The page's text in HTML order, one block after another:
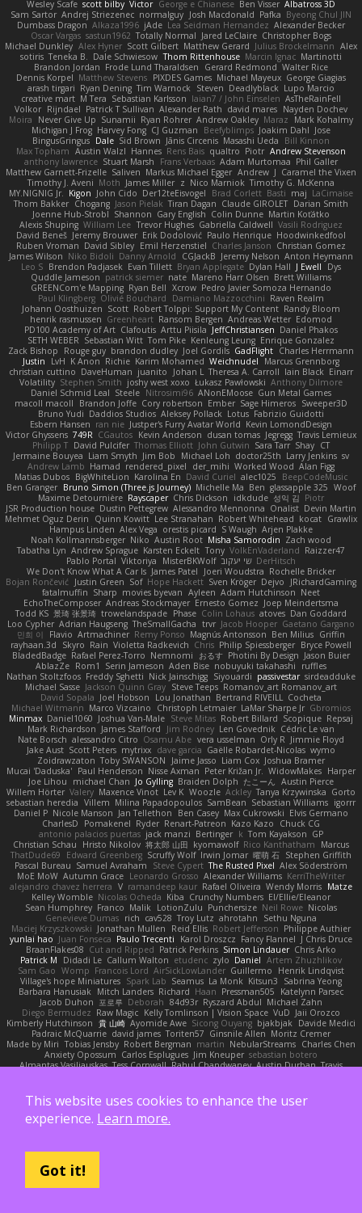
Wesley Scafe scott bilby Victor George e Chianese Ben Visser Albatross 3D
Sam Sartor Andrej Striezenec normalguy Josh Macdonald Pafka Byeong Chul JIN
Dumbass Dragon Alkaza1996 jAde Lea Seidman Hernandez Alexander Becker
Oscar Vargas sastun1962 Totally Normal Jared LeClaire Christopher Bogs
Michael Dunkley Alex Hyner Scott Gilbert Matthew Gerard Julius Brockelmann Alex
sotiris Teneka B. Dale Schwiesow Thom Rittenhouse Marcin Ignac Martinotti
Brandon Jordan Frode Lund Tharaldsen Gerard Redmond Walter Rice
Dennis Korpel Matthew Stevens PIXDES Games Michael Mayeux George Giagias
arash tirgari Ryan Dening Tim Warnock Steven Deadlyblack Lupo Marcio
creative mart M Tera Sebastian Karlsson Iaian7 / John Einselen AsTheRainFell
Volkor Rijndael Patrick T Sullivan Alexander Rath david mares Nayden Dochev
Moira
Never Give Up Sunamii Ryan Rohrer Andrew Oakley Maraz
Mark Kohalmy
Michigan J Frog Harvey Fong CJ Guzman Beefyblimps Joakim Dahl Jose
BingusGringus Dale Sid Brown Jānis Circenis Masashi Ueda
Bill Kinnon
Max Topham Austin Walzl Hannes Rens Bais qualtro Piotr Andrew Stevenson
anthony lawrence Stuart Marsh Frans Verbaas Adam Murtomaa Phil Galler
Matthew Garnett-Frizelle Saliven Markus Michael Egger Andrew J Caramel the Vixen
Timothy J. Aveni Moth James Miller z Nico Marniok Timothy G. McKenna
MY.NIGNIG Jr. Kigon John Cido Der12teEisvogel Brad Corlett Basti maj LaCimaise
Thom Bakker Chogang Jason Pielak Tiran Dagan Claude GIROLET Darian Smith
Joenne Hub-Strobl Shannon Gary English Colin Dunne Martin Koťátko
Alexis Shuping William Lee Trevor Hughes Gabriella Caldwell Vasili Rodriguez
David Beneš Jeremy Brouwer Erik Dodolović Paulo Henrique Hoodwinkedfool
Ruben Vroman David Sibley Emil Herzenstiel Charles Janson Christian Gomez
James Wilson Niko Bidoli Danny Arnold CGJackB Jeremy Nelson Anton Heymann
Leo S Brendon Padjasek Evan Tillett Bryan Applegate Dylan Hall J Ewell
Dys
Quddle Jameson patrick siemer nate Mareno Harr Olsen Brett Williams
GREENCom'e Mapping Ryan Bell Xcrow Pedro Javier Somoza Hernando
Paul Klingberg Olivié Bouchard Damiano Mazzocchini Raven Realm
Johann Oosthuizen Scott Robert Tolppi: Support My Content Randy Bloom
henrik rasmussen Greenheart Ransom Bergen Andreas Wetter Edomod
PD100 Academy of Art Clafoutis Arttu Piisila JeffChristiansen Daniel Phakos
SETH WEBER Sebastian Witt Tom Pike Kenleung Leung Enrique Gonzalez
Zack Bishop
Rouge guy brandon dudley Joel Gordils GadFlight Charles Herrmann
Justin
LvH K Anon Richie Karim Mohamed Weichnudel
Marcus Grennborg
christian cuttino DaveHuman juanito Johan L Theresa A. Carroll Iain Black Einarr
Volatility Stephen Smith joshy west xoxo Łukasz Pawłowski Anthony Dilmore
Daniel Schmid Leal Steele Nitrosimi96 ANonEMoose Gun Metal Games
macoll macoll
Brandon Joffe Cory robertson Ember Sage Himeros Sweeper3D
Bruno Yudi Daddios Studios Aleksey Pollack Lotus Fabrizio Guidotti
Esbern Hansen ran nie Justper's Furry Avatar World Kevin LomondDesign
Victor Ghyssens 749R CGautos Kevin Anderson dusan tomas Jegregg Travis Lemieux
Philipp T David Pulcifer Thomas Elliott John Gutwin Sara Tarr Shay CT
Jermaine Bouyea Liam Smyth Jim Bob Michael Loh doctor25th Larry Jenkins sv
Andrew Lamb Hamad rendered_pixel der_mihi Worked Wood Alan Figg
Matias Dubos BigWhiteLion Karolina En David Curiel alec1025
BeepCodeMusic
Ben Granger Bruno Simon (Three.js Journey) Michelle Ma Ben glassapple 325 Woof
Maxime Detournière Rayscaper Chris Dickson idkdude 성익 김 Piotr
JSR Production house Dustin Pettegrew Alessandro Mennonna Onalist Devin Martin
Mehmet Oguz Derin
Quinn Kowitt Lee Stranahan Robert Whitehead kocat Grawlix
Hampus Linden Alex Vega orestis picard S Waugh Arjen Plakke
Noah Kollmannsberger Niko Austin Root Misha Samorodin Zach wood
Tabatha Lyn Andrew Sprague Karsten Eckelt Tony VolkEnVaderland Raizzer47
Pablo Portal Viktoriya MisterBKWolf שי יעקוב DerHitsch
We Don't Know What A Car Is James Patel Joeri Woudstra Rochelle Bricker
Bojan Rončević Justin Green Sof Hope Hackett Sven Kröger Dejvo
JRichardGaming
fatalmuffin Sharp movies byevan Ayleen Adam Hutchinson Neet
EchoTheComposer Andreas Stockmayer Ernesto Gomez Joep Meindertsma
Todd KS 景琦 张景琦 trowelandspade Phase Colin Lohaus atoves Dan Goddard
Loo Cypher Adrian Haugseng TheSmallGacha trvr Jacob Hooper Gaetano Gargano
민희 이
Flavio Artmachiner Remy Ponso Magnús Antonsson Ben Milius Griffin
rayhaan.3d
Skyro Rain Violetta Radkevich Chris Philip Spiessberger Bryce Powell
BladedBadge Rafael Perez-Torro Nemnomi おるす Photini By Design Jason Buier
AblazZe Rom1 Serin Jameson Aden Bise nobuyuki takahashi
ruffles
Nathan Stoltzfoos Freddy Sghetti Nick Jainschigg Siyouardi passivestar sirdeadduke
Michael Sasse Jackson Quinn Gray Steve Teeps Romanov_art Romanov_art
David Sopala Joel Hobson Lou Jonathan Bertrand RIVEILL Cocheta
Michael Witmann Marco Vizcaino Christoph Letmaier LaMar Sharpe Jr Gbromios
Minmax Daniel1060 Joshua Van-Male Steve Mitas Robert Billard Scopique Repsaj
Mark Richardson James Stafford Jim Rodney Len Govednik Cédric Le van
Nate Borsch alessandro Citro Osamu Abe vera usselman Orly R Jimmie Floyd
Jake Aust Scott Peters mytrixx dave garcia Gaëlle Robardet-Nicolas wymo
Zoidrawzaton Toby SWANSON Jaime Jasso Liam Cox Joshua Bramer
Mucai 'Daduska' Paul Henderson Nisse Axman Peter Križan Jr. WidowMakes Harper
Joe Lihou
michael Chan Jo Gylling Braiden Dolph たこーん Austin Pierce
Willem Hörter Valery Maxence Vinot Lev K Woozle Ackley Tanya Krzywinska Gorto
sebastian heredia Villem Milina Papadopoulos SamBean Sebastian Williams igorrr
Daniel P Nicole Manson Jan Tellethon Ben Casey Max Cukrowski Elvis Germano
CharlesD
Pomakenel Ryder Renart-Patreon Kazo Kazo
Chuck CG
antonio palacios puertas jack manzi Bertinger k Tom Kayakson GP
Christian Schau
Hristo Nikolov 将太郎 山田 kyomawolf Rico Kanthatham
Marcus
ThatDude69
Edward Greenberg Scruffy Wolf Irwin Jomar 曜萌 石 Stephen Griffith
Pascal Bureau Samuel Avraham Steve Cypert The Rusted Pixel Alex Söderström
MoE MoW Autumn Grace Leonardo Grosso Alexander Williams KerriTheWriter
alejandro chavez herrera V ramandeep kaur Rafael Oliveira Wendy Morris Matze
Kelley Womble Nicolas Ocheda Kiba Crunchy Numbers El/Ellie/Eleanor
Sean Humphrey Franco Malik LotionZulu Punchersize Neil Rowe Nicolas
Genevieve Dumas rich cav528 Troy Lutz ahrotahn
Sethu Nguna
Maciej Krzyszkowski Jonathan Mullen Reid Ellis Robert Jefferson Philippe Authier
yunlai hao Juan Fonseca Paulo Trecenti Karol Droszcz Fancy Flannel J Chris Druce
BraanFlakes08 Cut and Ripped Patrick Perkins Simon Lindauer Chris Arko
Patrick M
Didadi Le Callum Walton etudenc zylo Daniel Artem Zhuzhlikov
Sam Gao Womp Francois Lord AirSickLowLander Guillermo
Henrik Lindqvist
Village's hope Miniatures Spark Lab Seamus La Monk Kitsun3
Sabrina Yeong
Barbara Hanusiak Mitch Landers Richard Haan Pressman505
Katelynn Parsec
Jacob Duhon 포로루 Deborah 84d93r Ryszard Abdul Michael Zahn
Diego Bermudez Raw Magic Kelly Tomlinson | Vision Space VuD Jaii Orozco
Kimberly Hutchinson 貴 山崎 Ayomide Awe Sicong Ouyang bjakbjak Davide Medici
Padraic McQuarrie david james Toriten57 Ginsnile Allen Moritz Cremer
Made by Miri Tobias Jensby Robert Bergman martin NebularStreams Charles Chen
Anxiety Opossum Carlos Esplugues Jim Kneuper sebastian botero
Almantas Vasiliauskas Tess Cornwall Rahul Chandwaney Austin Durban Travis
Ryan game SLAWWNN_ 2214 Juan pablo Gutierrez Thomas Elrod ZED ZED
James Abney John kivinen Kieran Kuhn Alec Drake Desert Viber MutantMike
Carl Glittenberg
Martin Guldbaek
THG Creative
joop van drunick Julie Woodcock
Riverin David-Alexandre
Braulio Chavez
Carlos Abraham Gutiérrez Solis
This website uses cookies to enhance the user
experience. Learn more.
Got it!